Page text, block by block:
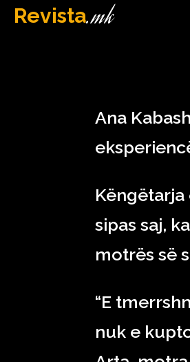
Revista.mk
Ana
sipas saj,
motrës së
“E
nuk e